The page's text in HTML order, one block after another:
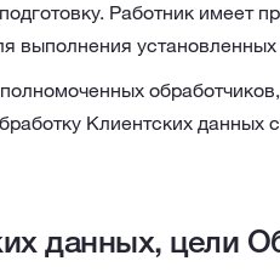
Работник имеет
выполнения
Клиентских данных
данных, цели